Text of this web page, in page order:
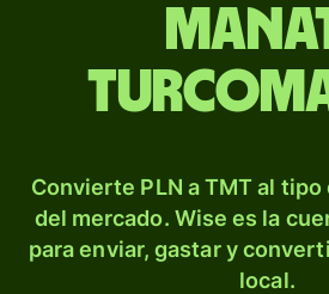
Convierte PLN a TMT al
del mercado. Wise es la
para enviar, gastar y
local.